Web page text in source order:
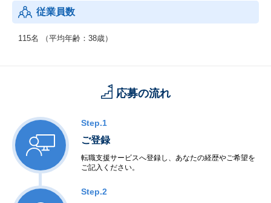
従業員数
115名 （平均年齢：38歳）
応募の流れ
Step.1
ご登録
転職支援サービスへ登録し、あなたの経歴やご希望を
ご記入ください。
Step.2